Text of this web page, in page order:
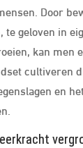
Door
te geloven in
kan men
cultiveren
en